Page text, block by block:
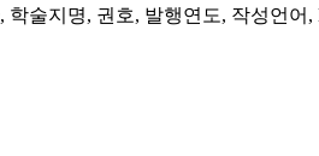
학술지명, 권호, 발행연도, 작성언